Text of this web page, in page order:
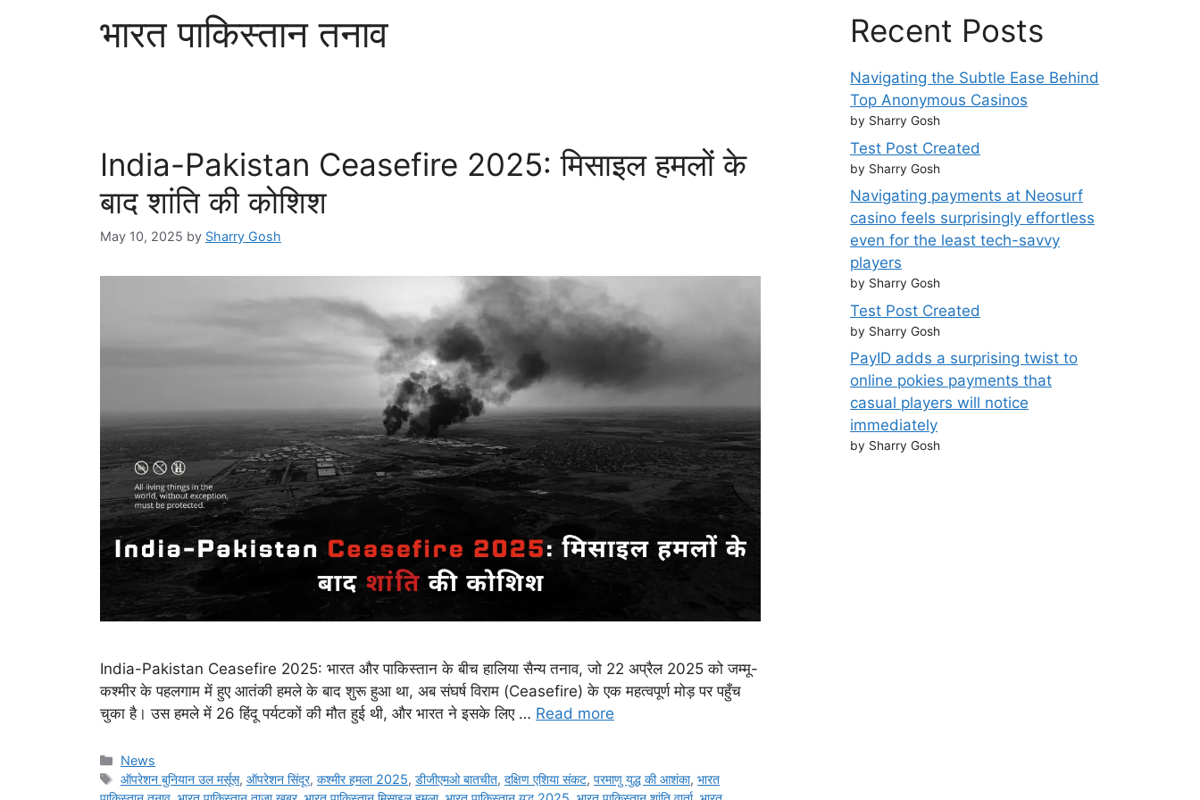
भारत पाकिस्तान तनाव
India-Pakistan Ceasefire 2025: मिसाइल हमलों के
बाद शांति की कोशिश
May 10, 2025 by Sharry Gosh
India-Pakistan Ceasefire 2025: भारत और पाकिस्तान के बीच हालिया सैन्य तनाव, जो 22 अप्रैल 2025 को जम्मू-
कश्मीर के पहलगाम में हुए आतंकी हमले के बाद शुरू हुआ था, अब संघर्ष विराम (Ceasefire) के एक महत्वपूर्ण मोड़ पर पहुँच
चुका है। उस हमले में 26 हिंदू पर्यटकों की मौत हुई थी, और भारत ने इसके लिए … Read more
Categories
News
Tags
ऑपरेशन बुनियान उल मर्सूस,ऑपरेशन सिंदूर,कश्मीर हमला 2025,डीजीएमओ बातचीत,दक्षिण एशिया संकट,परमाणु युद्ध की आशंका,भारत
Recent Posts
Navigating the Subtle Ease Behind
Top Anonymous Casinos
by Sharry Gosh
Test Post Created
by Sharry Gosh
Navigating payments at Neosurf
casino feels surprisingly effortless
even for the least tech-savvy
players
by Sharry Gosh
Test Post Created
by Sharry Gosh
PayID adds a surprising twist to
online pokies payments that
casual players will notice
immediately
by Sharry Gosh